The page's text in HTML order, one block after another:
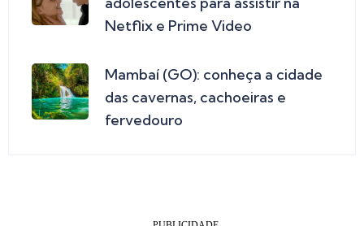
Netflix e Prime Video
Mambaí (GO): conheça a cidade
das cavernas, cachoeiras e
fervedouro